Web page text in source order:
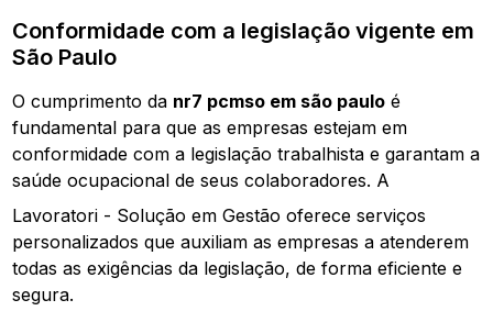
Conformidade com a legislação vigente em
São Paulo
O cumprimento da nr7 pcmso em são paulo é
fundamental para que as empresas estejam em
conformidade com a legislação trabalhista e garantam a
saúde ocupacional de seus colaboradores. A
Lavoratori - Solução em Gestão oferece serviços
personalizados que auxiliam as empresas a atenderem
todas as exigências da legislação, de forma eficiente e
segura.